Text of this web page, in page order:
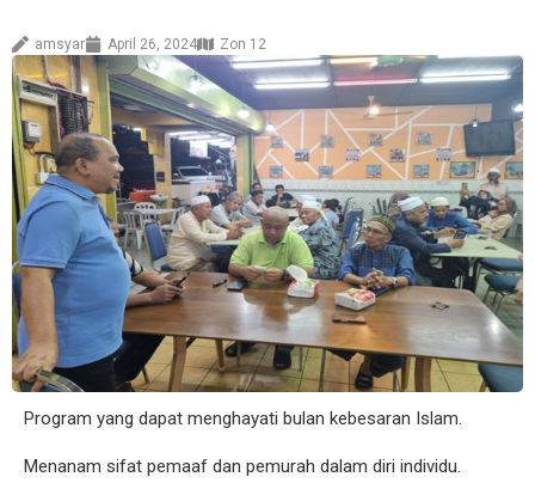
amsyar April 26, 2024 Zon 12
Program yang dapat menghayati bulan kebesaran Islam.
Menanam sifat pemaaf dan pemurah dalam diri individu.